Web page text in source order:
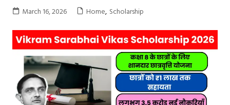
March 16, 2026 Home, Scholarship